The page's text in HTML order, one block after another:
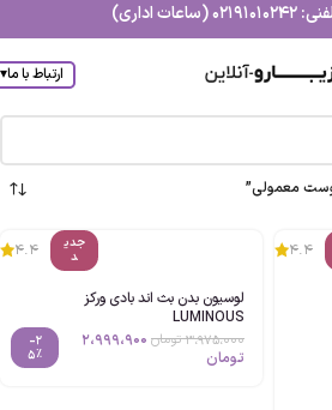
اداری)
ارتباط با ما▾
معمولی”
4.4
جدی
د
4.4
لوسیون بدن بث اند بادی ورکز
LUMINOUS
3،975،000تومان 2،999،900
تومان
-2
5%